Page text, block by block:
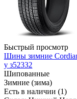
Быстрый просмотр
Шины зимние
у з52332
Шипованные
Зимние (зима)
Есть в наличии (1)